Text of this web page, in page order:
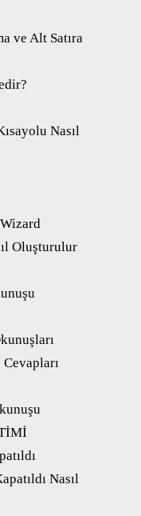
ve Alt Satıra
Nasıl
Oluşturulur
Nasıl